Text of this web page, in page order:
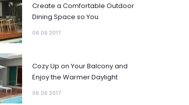
Create a Comfortable Outdoor
Dining Space so You
06.06 2017
Cozy Up on Your Balcony and
Enjoy the Warmer Daylight
06.06 2017